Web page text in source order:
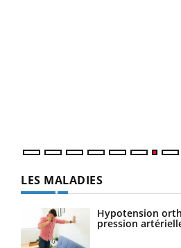
LES MALADIES
Hypotension
pression